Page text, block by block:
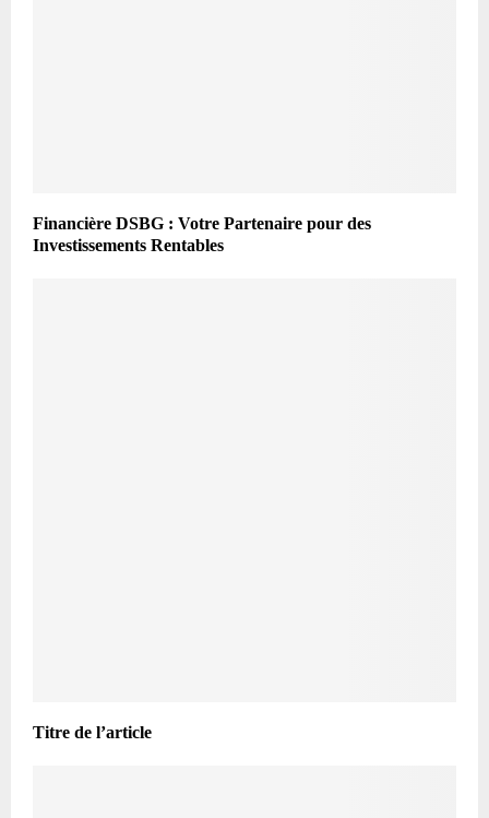
Financière DSBG : Votre Partenaire pour des
Investissements Rentables
Titre de l’article